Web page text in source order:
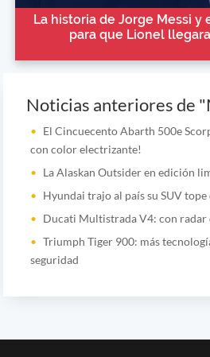
La historia de Jorge Messi y
para que Lionel
Noticias anteriores de
El Cincuecento Abarth 500e
con color electrizante!
La Alaskan Outsider en edición
Hyundai trajo al país su SUV
Ducati Multistrada V4: con radar
Triumph Tiger 900: más
seguridad